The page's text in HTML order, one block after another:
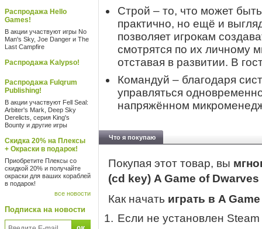
Распродажа Hello
Games!
В акции участвуют игры No
Man's Sky, Joe Danger и The
Last Campfire
Распродажа Kalypso!
Распродажа Fulqrum
Publishing!
В акции участвуют Fell Seal:
Arbiter's Mark, Deep Sky
Derelicts, серия King's
Bounty и другие игры
Скидка 20% на Плексы
+ Окраски в подарок!
Приобретите Плексы со
скидкой 20% и получайте
окраски для ваших кораблей
в подарок!
все новости
Подписка на новости
Строй – то, что может
практично, но ещё и
позволяет игрокам
смотрятся по их личному
отставая в развитии. В
Командуй – благодаря
управляться
напряжённом
Что я покупаю
Покупая этот товар, вы
(cd key) A Game of Dwarves
Как начать играть в A
Если не установлен